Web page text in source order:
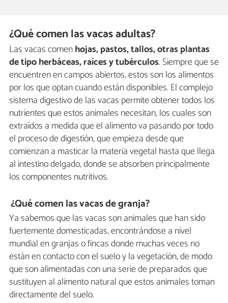
¿Qué comen las vacas adultas?
Las vacas comenhojas, pastos, tallos, otras plantas
de tipo herbáceas, raíces y tubérculos. Siempre que se
encuentren en campos abiertos, estos son los alimentos
por los que optan cuando están disponibles. El complejo
sistema digestivo de las vacas permite obtener todos los
nutrientes que estos animales necesitan, los cuales son
extraídos a medida que el alimento va pasando por todo
el proceso de digestión, que empieza desde que
comienzan a masticar la materia vegetal hasta que llega
al intestino delgado, donde se absorben principalmente
los componentes nutritivos.
¿Qué comen las vacas de granja?
Ya sabemos que las vacas son animales que han sido
fuertemente domesticadas, encontrándose a nivel
mundial en granjas o fincas donde muchas veces no
están en contacto con el suelo y la vegetación, de modo
que son alimentadas con una serie de preparados que
sustituyen al alimento natural que estos animales toman
directamente del suelo.